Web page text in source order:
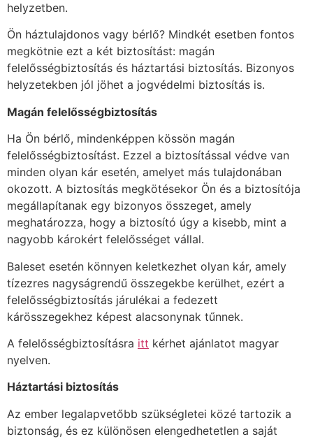
helyzetben.
Ön háztulajdonos vagy bérlő? Mindkét esetben fontos
megkötnie ezt a két biztosítást: magán
felelősségbiztosítás és háztartási biztosítás. Bizonyos
helyzetekben jól jöhet a jogvédelmi biztosítás is.
Magán felelősségbiztosítás
Ha Ön bérlő, mindenképpen kössön magán
felelősségbiztosítást. Ezzel a biztosítással védve van
minden olyan kár esetén, amelyet más tulajdonában
okozott. A biztosítás megkötésekor Ön és a biztosítója
megállapítanak egy bizonyos összeget, amely
meghatározza, hogy a biztosító úgy a kisebb, mint a
nagyobb károkért felelősséget vállal.
Baleset esetén könnyen keletkezhet olyan kár, amely
tízezres nagyságrendű összegekbe kerülhet, ezért a
felelősségbiztosítás járulékai a fedezett
kárösszegekhez képest alacsonynak tűnnek.
A felelősségbiztosításra itt kérhet ajánlatot magyar
nyelven.
Háztartási biztosítás
Az ember legalapvetőbb szükségletei közé tartozik a
biztonság, és ez különösen elengedhetetlen a saját